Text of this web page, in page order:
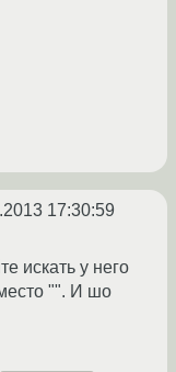
17:30:59
искать у него
"". И шо